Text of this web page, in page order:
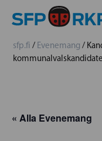
sfp.fi / Evenemang /
« Alla Evenemang